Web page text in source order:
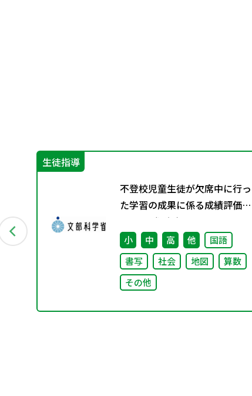
生徒指導
不登校児童生徒が欠席中に行っ
た学習の成果に係る成績評価に
ついて（通知）
小 中 高 他
国語
書写
社会 地図
算数
その他